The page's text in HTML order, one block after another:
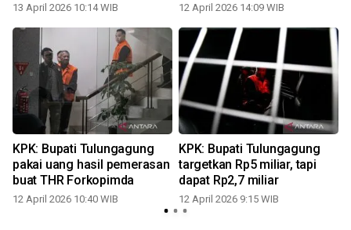
13 April 2026 10:14 WIB 12 April 2026 14:09 WIB
KPK: Bupati Tulungagung
pakai uang hasil pemerasan
buat THR Forkopimda
12 April 2026 10:40 WIB
KPK: Bupati Tulungagung
targetkan Rp5 miliar, tapi
dapat Rp2,7 miliar
12 April 2026 9:15 WIB